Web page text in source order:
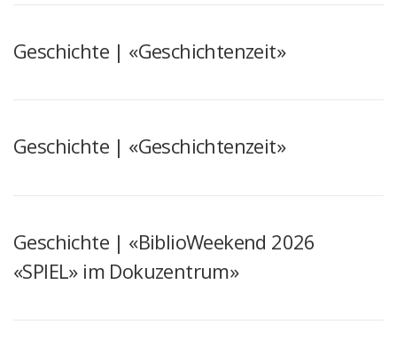
Geschichte | «Geschichtenzeit»
Geschichte | «Geschichtenzeit»
Geschichte | «BiblioWeekend 2026
«SPIEL» im Dokuzentrum»